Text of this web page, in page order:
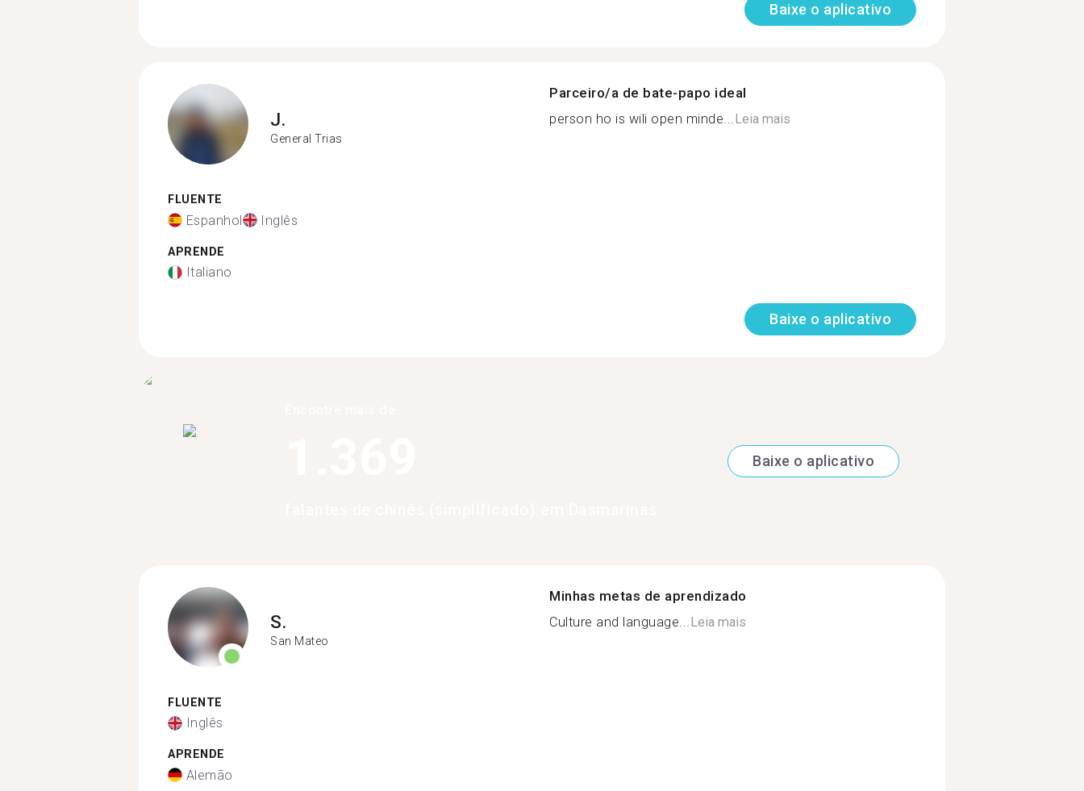
Baixe o aplicativo
J.
General Trias
FLUENTE
Espanhol Inglês
APRENDE
Italiano
Parceiro/a de bate-papo ideal
person ho is wili open minde...Leia mais
Baixe o aplicativo
Baixe o aplicativo
S.
San Mateo
FLUENTE
Inglês
APRENDE
Alemão
Minhas metas de aprendizado
Culture and language... Leia mais